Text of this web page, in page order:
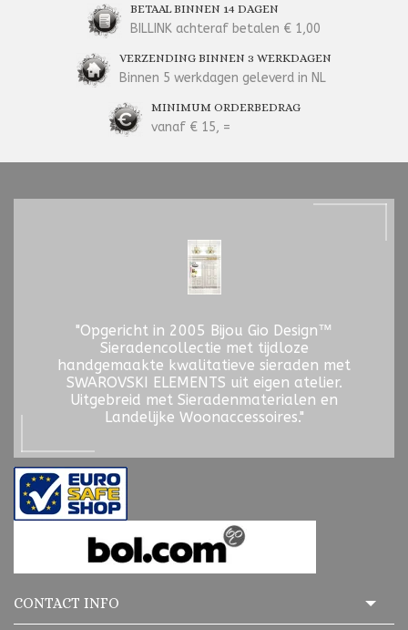
BETAAL BINNEN 14 DAGEN
BILLINK achteraf betalen € 1,00
VERZENDING BINNEN 3 WERKDAGEN
Binnen 5 werkdagen geleverd in NL
MINIMUM ORDERBEDRAG
vanaf € 15, =
"Opgericht in 2005 Bijou Gio Design™
Sieradencollectie met tijdloze
handgemaakte kwalitatieve sieraden met
SWAROVSKI ELEMENTS uit eigen atelier.
Uitgebreid met Sieradenmaterialen en
Landelijke Woonaccessoires."
CONTACT INFO